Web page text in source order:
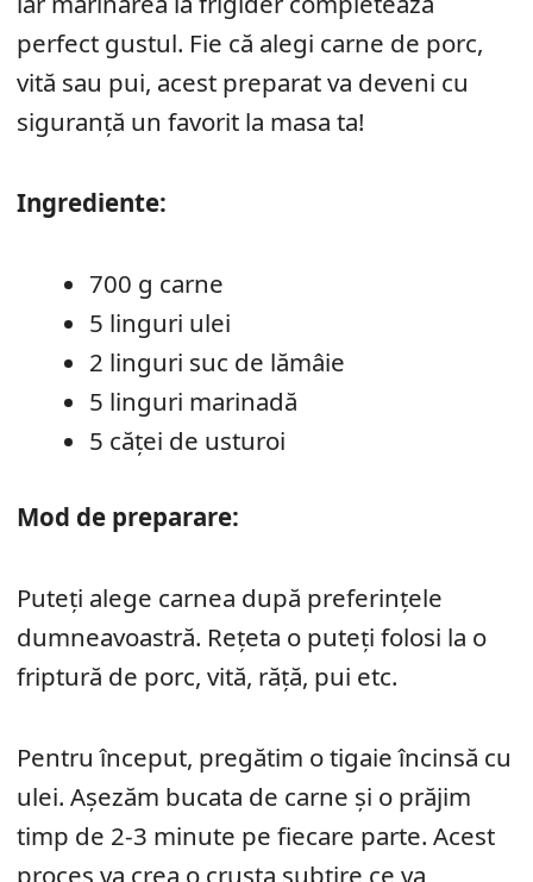
perfect gustul. Fie că alegi carne de porc,
vită sau pui, acest preparat va deveni cu
siguranță un favorit la masa ta!
Ingrediente:
700 g carne
5 linguri ulei
2 linguri suc de lămâie
5 linguri marinadă
5 căței de usturoi
Mod de preparare:
Puteți alege carnea după preferințele
dumneavoastră. Rețeta o puteți folosi la o
friptură de porc, vită, răță, pui etc.
Pentru început, pregătim o tigaie încinsă cu
ulei. Așezăm bucata de carne și o prăjim
timp de 2-3 minute pe fiecare parte. Acest
proces va crea o crusta subțire ce va